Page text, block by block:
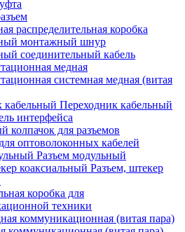
распределительная коробка
монтажный шнур
соединительный кабель
медная
системная медная (витая
Переходник кабельный
интерфейса
колпачок для разъемов
оптоволоконных кабелей
Разъем модульный
Разъем, штекер
коробка для
техники